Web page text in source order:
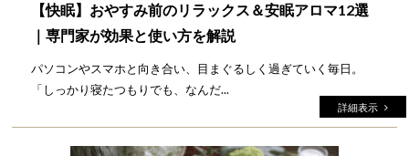
【快眠】おやすみ前のリラックス＆安眠アロマ12選
｜専門家が効果と使い方を解説
パソコンやスマホと向き合い、目まぐるしく過ぎていく毎日。
「しっかり寝たつもりでも、なんだ...
詳細表示